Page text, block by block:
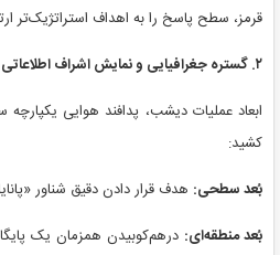
قرمز، سطح پاسخ را به اهداف استراتژیک‌تر
۲. گستره جغرافیایی و نمایش اشراف اطلاعاتی
کشید:
بُعد سطحی: هدف قرار دادن دقیق شناور
بُعد منطقه‌ای: درهم‌کوبیدن همزمان یک